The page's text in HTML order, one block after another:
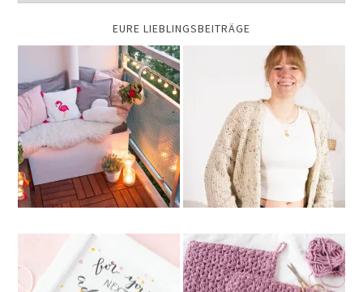
EURE LIEBLINGSBEITRÄGE